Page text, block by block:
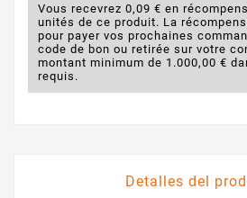
Vous recevrez 0,09 € en
unités de ce produit. La
pour payer vos prochaines
code de bon ou retirée sur votre
montant minimum de 1.000,00 €
requis.
Detalles del